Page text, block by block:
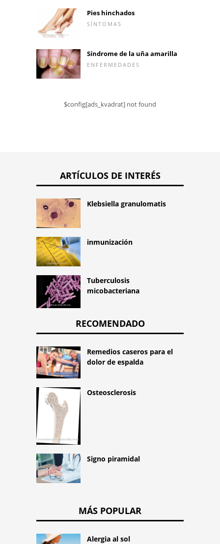
Pies hinchados
SÍNTOMAS
Síndrome de la uña amarilla
ENFERMEDADES
$config[ads_kvadrat] not found
ARTÍCULOS DE INTERÉS
Klebsiella granulomatis
inmunización
Tuberculosis
micobacteriana
RECOMENDADO
Remedios caseros para el
dolor de espalda
Osteosclerosis
Signo piramidal
MÁS POPULAR
Alergia al sol